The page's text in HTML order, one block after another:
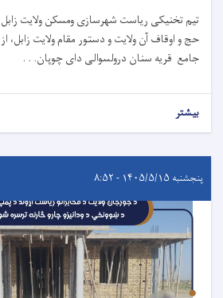
تیم تخنیکی ریاست شهرسازی ومسکن ولایت
حج و اوقاف آن ولایت و دستور مقام ولایت زابل،
جامع قریه سنان درولسوالی دای چوپان. . .
بیشتر
پنجشنبه ۱۴۰۵/۵/۱۵ - ۸:۵۲